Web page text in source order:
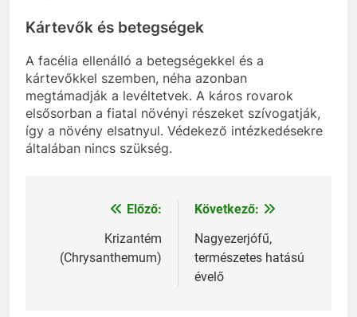
Kártevők és betegségek
A facélia ellenálló a betegségekkel és a
kártevőkkel szemben, néha azonban
megtámadják a levéltetvek. A káros rovarok
elsősorban a fiatal növényi részeket szívogatják,
így a növény elsatnyul. Védekező intézkedésekre
általában nincs szükség.
Bejegyzés
navigáció
Előző:
Krizantém
(Chrysanthemum)
Következő:
Nagyezerjófű,
természetes hatású
évelő